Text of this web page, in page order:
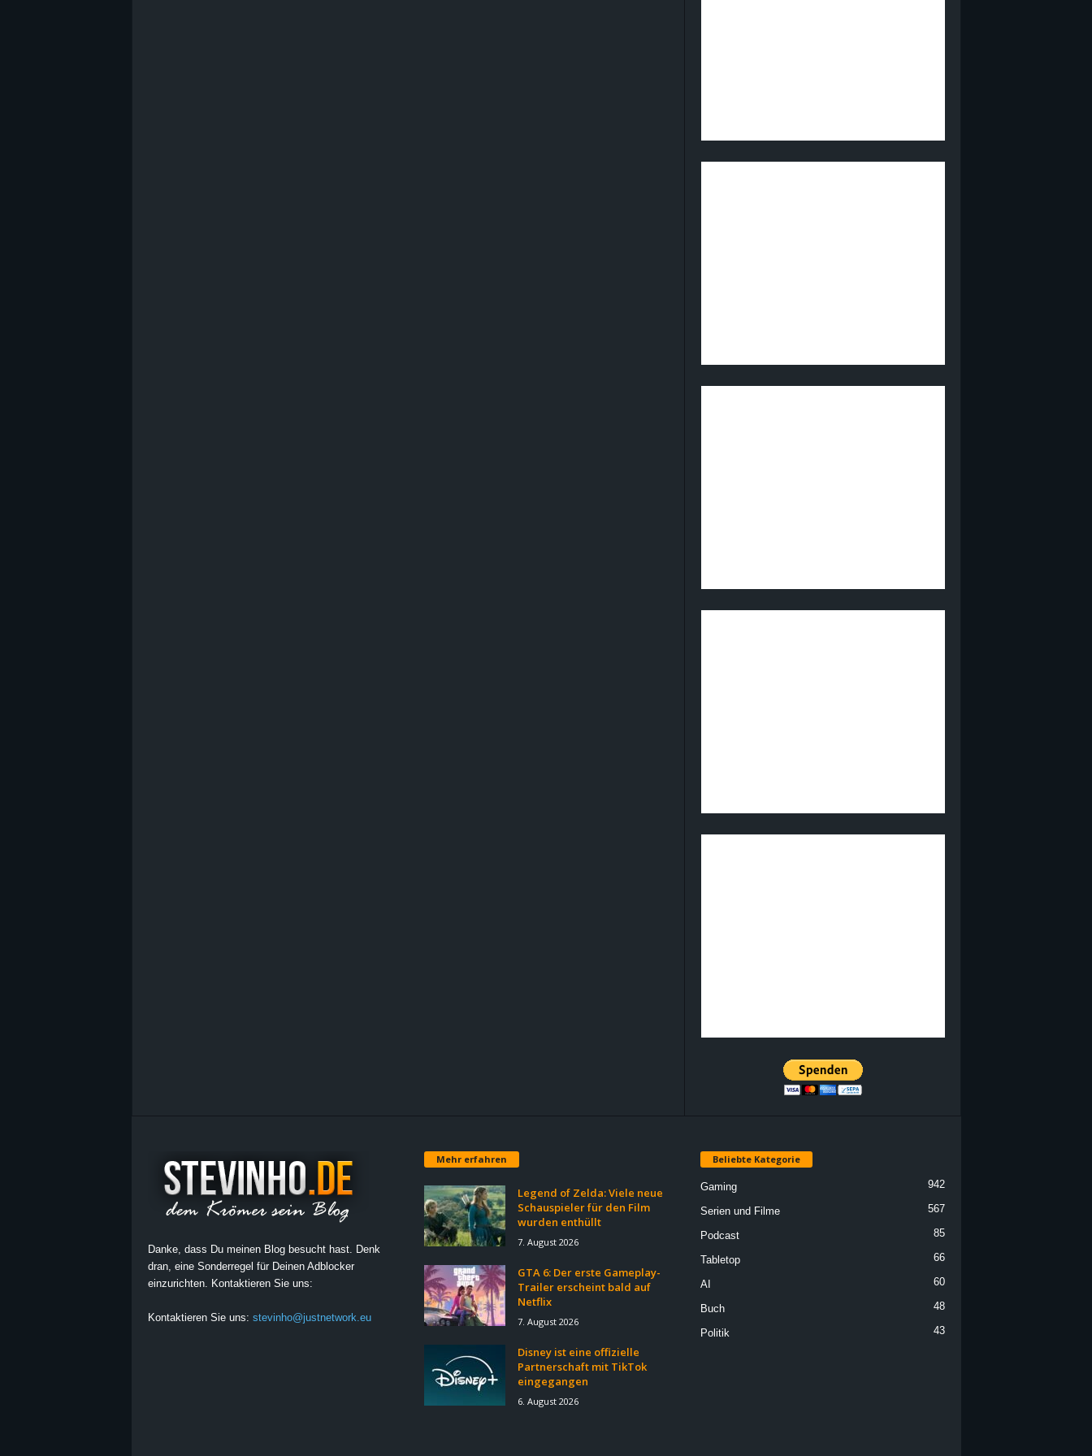
Danke, dass Du meinen Blog besucht hast. Denk
dran, eine Sonderregel für Deinen Adblocker
einzurichten. Kontaktieren Sie uns:
Kontaktieren Sie uns: stevinho@justnetwork.eu
Mehr erfahren
Legend of Zelda: Viele neue
Schauspieler für den Film
wurden enthüllt
7. August 2026
GTA 6: Der erste Gameplay-
Trailer erscheint bald auf
Netflix
7. August 2026
Disney ist eine offizielle
Partnerschaft mit TikTok
eingegangen
6. August 2026
Beliebte Kategorie
Gaming 942
Serien und Filme 567
Podcast 85
Tabletop 66
AI 60
Buch 48
Politik 43